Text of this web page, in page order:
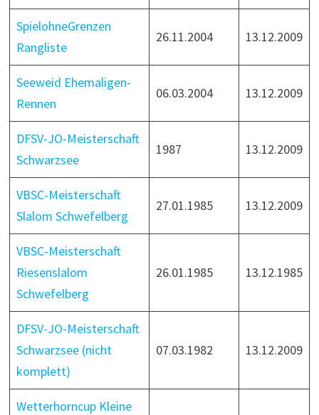
SpielohneGrenzen
Rangliste
26.11.2004 13.12.2009
Seeweid Ehemaligen-
Rennen
06.03.2004 13.12.2009
DFSV-JO-Meisterschaft
Schwarzsee
1987 13.12.2009
VBSC-Meisterschaft
Slalom Schwefelberg
27.01.1985 13.12.2009
VBSC-Meisterschaft
Riesenslalom
Schwefelberg
26.01.1985 13.12.1985
DFSV-JO-Meisterschaft
Schwarzsee (nicht
komplett)
07.03.1982 13.12.2009
Wetterhorncup Kleine